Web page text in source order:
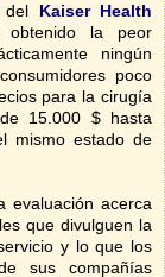
del Kaiser Health
la peor
ningún
poco
para la cirugía
15.000 $ hasta
mismo estado de
evaluación acerca
que divulguen la
y lo que los
sus compañías